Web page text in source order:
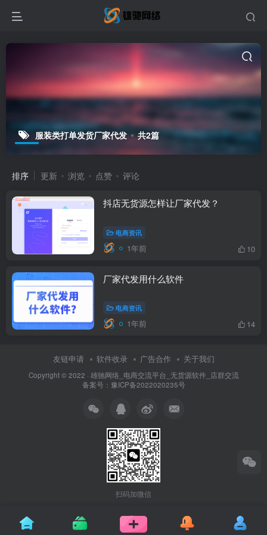
服装类打单发货厂家代发 共2篇
排序 更新 浏览 点赞 评论
抖店无货源怎样让厂家代发？
电商资讯
1年前 10
厂家代发用什么软件
电商资讯
1年前 14
友链申请 软件收录 广告合作 关于我们
Copyright © 2022 · 雄驰网络_电商交流平台_无货源软件_店群交流
备案号： 豫ICP备2022020235号
扫码加微信